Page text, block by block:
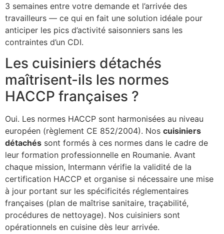
3 semaines entre votre demande et l’arrivée des
travailleurs — ce qui en fait une solution idéale pour
anticiper les pics d’activité saisonniers sans les
contraintes d’un CDI.
Les cuisiniers détachés
maîtrisent-ils les normes
HACCP françaises ?
Oui. Les normes HACCP sont harmonisées au niveau
européen (règlement CE 852/2004). Nos cuisiniers
détachés sont formés à ces normes dans le cadre de
leur formation professionnelle en Roumanie. Avant
chaque mission, Intermann vérifie la validité de la
certification HACCP et organise si nécessaire une mise
à jour portant sur les spécificités réglementaires
françaises (plan de maîtrise sanitaire, traçabilité,
procédures de nettoyage). Nos cuisiniers sont
opérationnels en cuisine dès leur arrivée.